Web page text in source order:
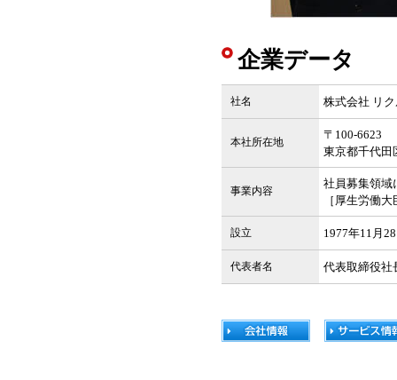
企業データ
社名 株式会社 リ
本社所在地
〒100-6623
東京都千代
事業内容
社員募集領域
［厚生労働
設立 1977年11月
代表者名 代表取締役